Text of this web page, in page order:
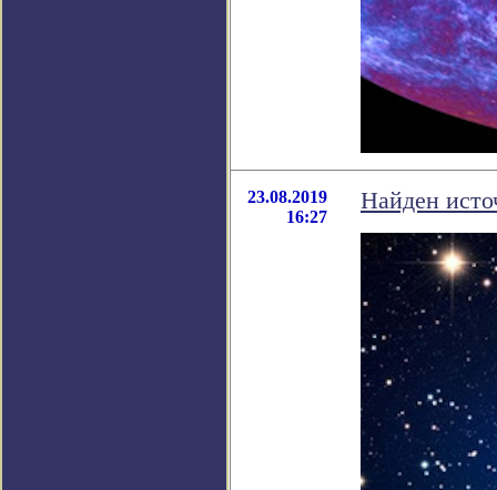
23.08.2019
16:27
Найден